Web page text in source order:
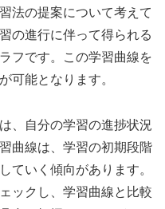
法の提案について考えて
の進行に伴って得られる
フです。この学習曲線を
可能となります。
、自分の学習の進捗状況
曲線は、学習の初期段階
ていく傾向があります。
ックし、学習曲線と比較